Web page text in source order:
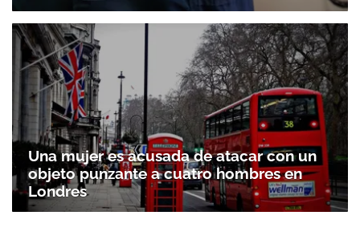
Una mujer es acusada de atacar con un
objeto punzante a cuatro hombres en
Londres